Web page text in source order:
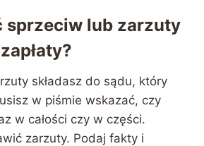
sprzeciw lub zarzuty
składasz do sądu, który
w piśmie wskazać, czy
w całości czy w części.
zarzuty. Podaj fakty i